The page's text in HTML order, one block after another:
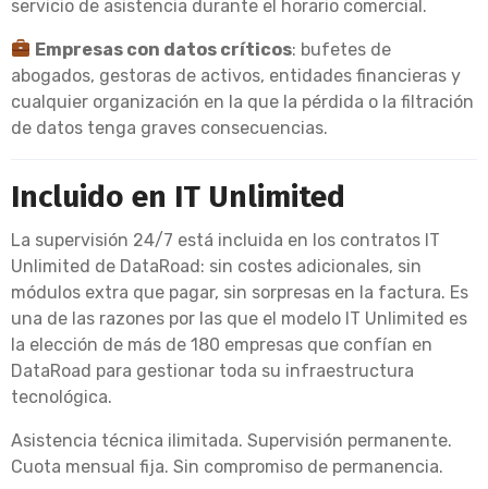
servicio de asistencia durante el horario comercial.
Empresas con datos críticos: bufetes de
abogados, gestoras de activos, entidades financieras y
cualquier organización en la que la pérdida o la filtración
de datos tenga graves consecuencias.
Incluido en IT Unlimited
La supervisión 24/7 está incluida en los contratos IT
Unlimited de DataRoad: sin costes adicionales, sin
módulos extra que pagar, sin sorpresas en la factura. Es
una de las razones por las que el modelo IT Unlimited es
la elección de más de 180 empresas que confían en
DataRoad para gestionar toda su infraestructura
tecnológica.
Asistencia técnica ilimitada. Supervisión permanente.
Cuota mensual fija. Sin compromiso de permanencia.